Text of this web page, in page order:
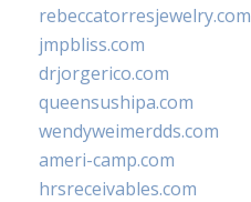
rebeccatorresjewelry.com
jmpbliss.com
drjorgerico.com
queensushipa.com
wendyweimerdds.com
ameri-camp.com
hrsreceivables.com